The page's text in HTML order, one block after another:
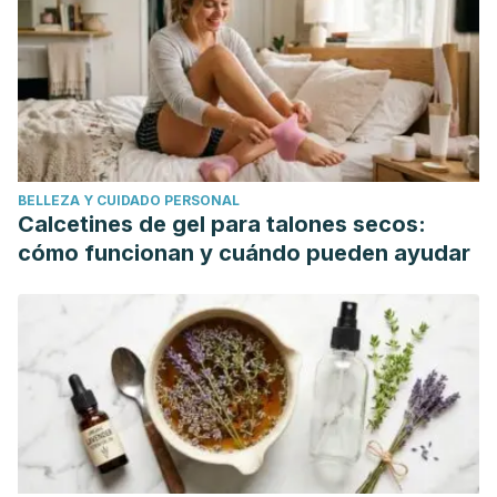
BELLEZA Y CUIDADO PERSONAL
Calcetines de gel para talones secos:
cómo funcionan y cuándo pueden ayudar